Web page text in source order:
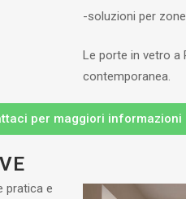
-soluzioni per
Le porte in vetro a
contemporanea.
per maggiori informazioni
pratica e